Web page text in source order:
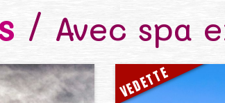
/ Avec spa
VEDETTE